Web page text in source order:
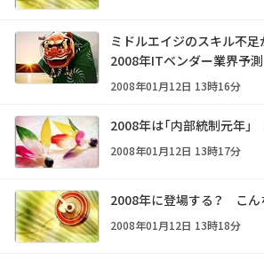
ミドルエイジのスキル不足
2008年ITベンダー業界予測
2008年01月12日 13時16分
2008年は「内部統制元年
2008年01月12日 13時17分
2008年に登場する？ こん
2008年01月12日 13時18分